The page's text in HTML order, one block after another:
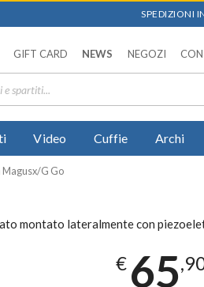
SPEDIZIONI
GIFT CARD NEWS NEGOZI
Video Cuffie Archi
G Go
montato lateralmente con
€ 65